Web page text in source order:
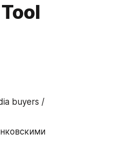
buyers /